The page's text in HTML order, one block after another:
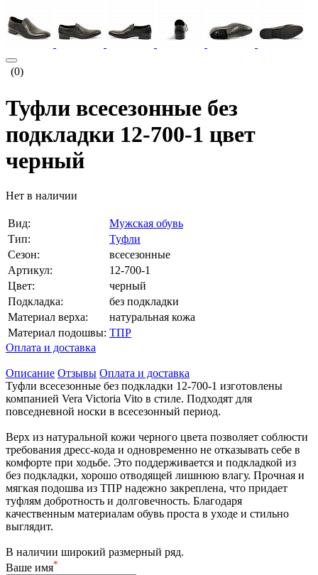
(0)
Туфли всесезонные без
подкладки 12-700-1 цвет
черный
Нет в наличии
Вид:
Мужская обувь
Тип:
Туфли
Сезон:
всесезонные
Артикул:
12-700-1
Цвет:
черный
Подкладка:
без подкладки
Материал верха:
натуральная кожа
Материал подошвы: ТПР
Оплата и доставка
Описание Отзывы Оплата и доставка
Туфли всесезонные без подкладки 12-700-1 изготовлены
компанией Vera Victoria Vito в стиле. Подходят для
повседневной носки в всесезонный период.
Верх из натуральной кожи черного цвета позволяет соблюсти
требования дресс-кода и одновременно не отказывать себе в
комфорте при ходьбе. Это поддерживается и подкладкой из
без подкладки, хорошо отводящей лишнюю влагу. Прочная и
мягкая подошва из ТПР надежно закреплена, что придает
туфлям добротность и долговечность. Благодаря
качественным материалам обувь проста в уходе и стильно
выглядит.
В наличии широкий размерный ряд.
Ваше имя*